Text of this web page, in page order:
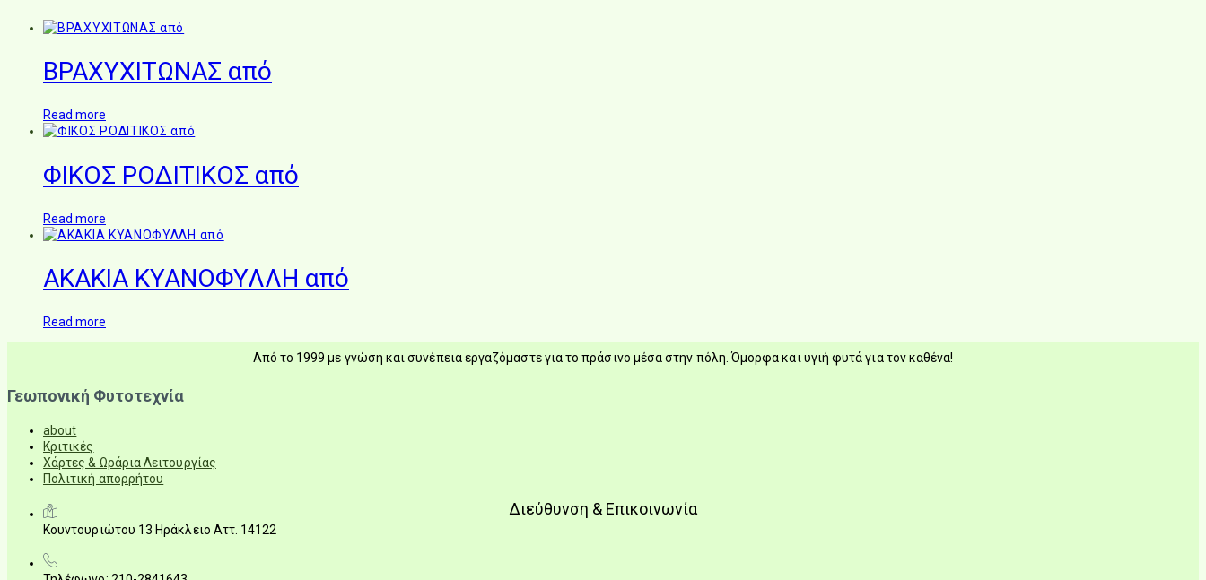
ΒΡΑΧΥΧΙΤΩΝΑΣ από
Read more
ΦΙΚΟΣ ΡΟΔΙΤΙΚΟΣ από
Read more
ΑΚΑΚΙΑ ΚΥΑΝΟΦΥΛΛΗ από
Read more
Από το 1999 με γνώση και συνέπεια εργαζόμαστε για το πράσινο μέσα στην πόλη. Όμορφα και υγιή φυτά για τον καθένα!
Γεωπονική Φυτοτεχνία
about
Κριτικές
Χάρτες & Ωράρια Λειτουργίας
Πολιτική απορρήτου
Διεύθυνση & Επικοινωνία
Κουντουριώτου 13 Ηράκλειο Αττ. 14122